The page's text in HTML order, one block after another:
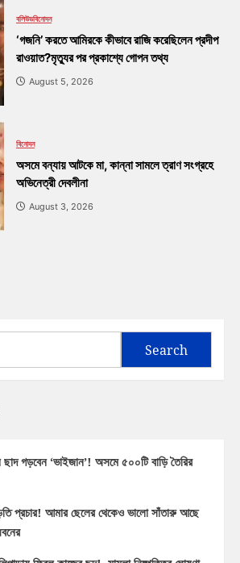
বলিউডবিনোদন
‘গজনি’ করতে আমিরকে কীভাবে রাজি করেছিলেন প্রদীপ
রাওয়াত?মৃত্যুর পর প্রকাশ্যে গোপন তথ্য
August 5, 2026
বিনোদন
অসমে বন্যায় আটকে মা, কান্না সামলে ত্রাণ সংগ্রহে
অভিনেত্রী দেবলীনা
August 3, 2026
Search
গড়বেন ‘ভাইজান’! অসমে ৫০০টি বাড়ি তৈরির
প্রচার! আমার ছেলের থেকেও ভালো সাঁতারু আছে